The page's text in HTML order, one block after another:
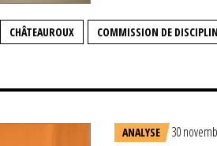
CHÂTEAUROUX COMMISSION DE
ANALYSE 30